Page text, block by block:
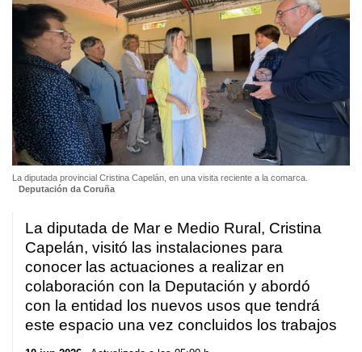
La diputada provincial Cristina Capelán, en una visita reciente a la comarca.
Deputación da Coruña
La diputada de Mar e Medio Rural, Cristina
Capelán, visitó las instalaciones para
conocer las actuaciones a realizar en
colaboración con la Deputación y abordó
con la entidad los nuevos usos que tendrá
este espacio una vez concluidos los trabajos